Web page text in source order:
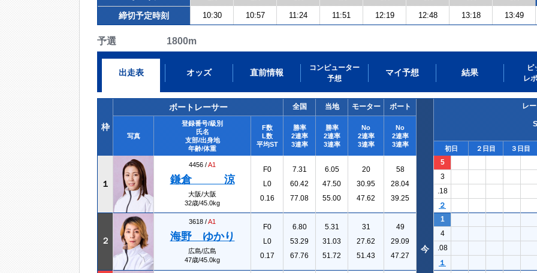
締切予定時刻 10:30 10:57 11:24 11:51 12:19 12:48 13:18 13:49
予選 1800m
出走表 オッズ 直前情報
コンピューター
予想
マイ予想 結果
ピ
レ
枠
ボートレーサー 全国 当地 モーター ボート レ
写真
登録番号/級別
氏名
支部/出身地
年齢/体重
F数
L数
平均ST
勝率
2連率
3連率
勝率
2連率
3連率
No
2連率
3連率
No
2連率
3連率
初日 ２日目 ３日目
１
4456 /A1
鎌倉 涼
大阪/大阪
32歳/45.0kg
F0
L0
0.16
7.31
60.42
77.08
6.05
47.50
55.00
20
30.95
47.62
58
28.04
39.25
5
3
.18
２
２
3618 /A1
海野 ゆかり
広島/広島
47歳/45.0kg
F0
L0
0.17
6.80
53.29
67.76
5.31
31.03
51.72
31
27.62
51.43
49
29.09
47.27
1
4
.08
１
今